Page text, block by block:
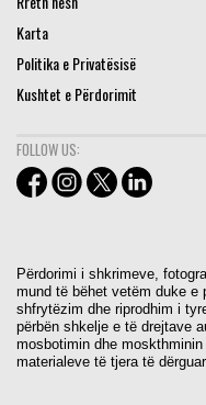
Karta
Politika e Privatësisë
Kushtet e Përdorimit
FOLLOW US:
Përdorimi i shkrimeve,
mund të bëhet vetëm duke e
shfrytëzim dhe riprodhim i
përbën shkelje e të drejtave
mosbotimin dhe
materialeve të tjera të